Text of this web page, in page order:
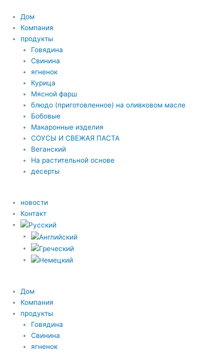
Дом
Компания
продукты
Говядина
Свинина
ягненок
Курица
Мясной фарш
блюдо (приготовленное) на оливковом масле
Бобовые
Макаронные изделия
СОУСЫ И СВЕЖАЯ ПАСТА
Веганский
На растительной основе
десерты
новости
Контакт
Дом
Компания
продукты
Говядина
Свинина
ягненок